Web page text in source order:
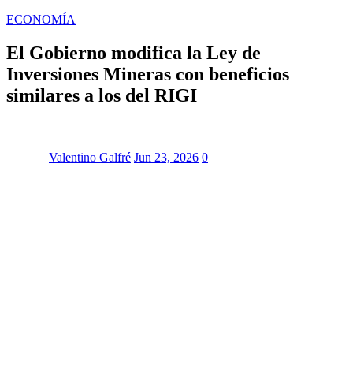
ECONOMÍA
El Gobierno modifica la Ley de
Inversiones Mineras con beneficios
similares a los del RIGI
Valentino Galfré Jun 23, 2026 0